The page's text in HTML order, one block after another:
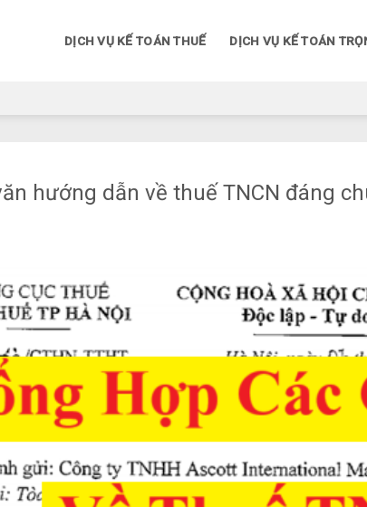
DỊCH VỤ KẾ TOÁN THUẾ DỊCH VỤ KẾ TOÁN
hướng dẫn về thuế TNCN đáng